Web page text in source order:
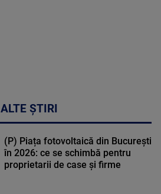
ALTE ȘTIRI
(P) Piața fotovoltaică din București
în 2026: ce se schimbă pentru
proprietarii de case și firme